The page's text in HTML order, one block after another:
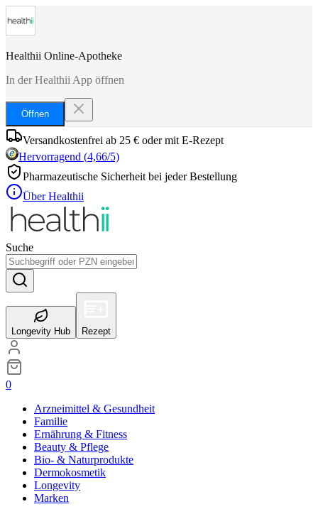
Healthii Online-Apotheke
In der Healthii App öffnen
Öffnen
Versandkostenfrei ab 25 € oder mit E-Rezept
Hervorragend (4,66/5)
Pharmazeutische Sicherheit bei jeder Bestellung
Über Healthii
Suche
Longevity Hub Rezept
0
Arzneimittel & Gesundheit
Familie
Ernährung & Fitness
Beauty & Pflege
Bio- & Naturprodukte
Dermokosmetik
Longevity
Marken